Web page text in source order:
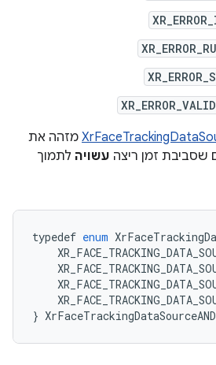
מזהה את
שסביבת זמן ריצה עשויה לתמוך
typedef enum
}